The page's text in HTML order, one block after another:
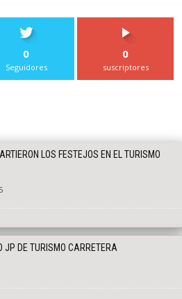
0
Seguidores
0
suscriptores
LOS FESTEJOS EN EL TURISMO
JP DE TURISMO CARRETERA